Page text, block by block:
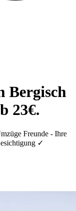
Bergisch
23€.
Freunde - Ihre
✓